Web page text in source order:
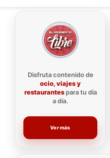
Disfruta contenido de
ocio, viajes y
restaurantespara tu día
a día.
Ver más